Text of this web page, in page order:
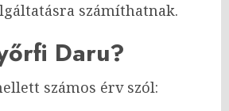
számíthatnak.
Daru?
számos érv szól: